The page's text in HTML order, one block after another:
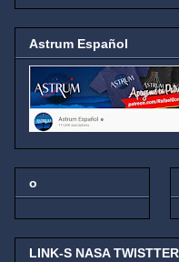
Astrum Español
o
LINK-S NASA TWISTTER